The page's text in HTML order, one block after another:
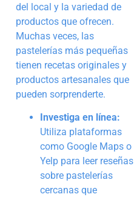
del local y la variedad de
productos que ofrecen.
Muchas veces, las
pastelerías más pequeñas
tienen recetas originales y
productos artesanales que
pueden sorprenderte.
Investiga en línea:
Utiliza plataformas
como Google Maps o
Yelp para leer reseñas
sobre pastelerías
cercanas que